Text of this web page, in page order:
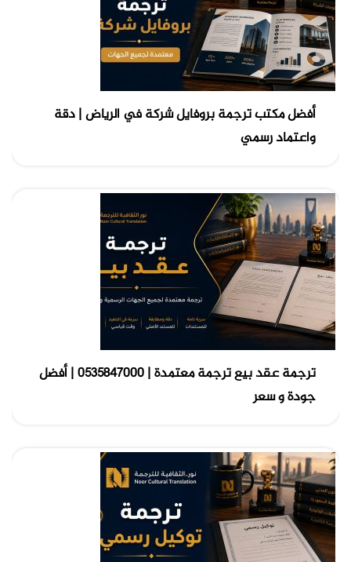
أفضل مكتب ترجمة بروفايل شركة في الرياض | دقة
واعتماد رسمي
ترجمة عقد بيع ترجمة معتمدة | 0535847000 | أفضل
جودة و سعر